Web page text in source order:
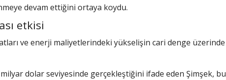
devam ettiğini ortaya koydu.
etkisi
ve enerji maliyetlerindeki yükselişin cari denge üzerinde
milyar dolar seviyesinde gerçekleştiğini ifade eden Şimşek, bu